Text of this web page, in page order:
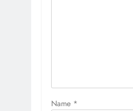
Name *